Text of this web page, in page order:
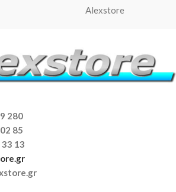
Alexstore
280
85
13